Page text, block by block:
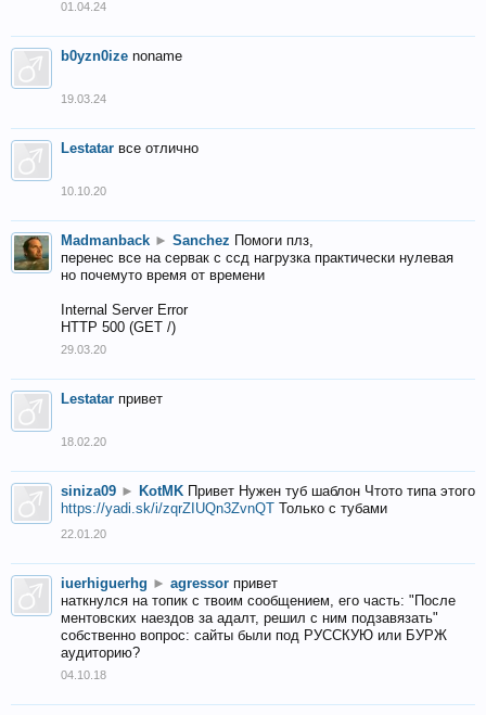
01.04.24
b0yzn0ize noname
19.03.24
Lestatar все отлично
10.10.20
Madmanback ► Sanchez Помоги плз,
перенес все на сервак с ссд нагрузка практически нулевая
но почемуто время от времени
Internal Server Error
HTTP 500 (GET /)
29.03.20
Lestatar привет
18.02.20
siniza09 ► KotMK Привет Нужен туб шаблон Чтото типа этого
https://yadi.sk/i/zqrZIUQn3ZvnQT Только с тубами
22.01.20
iuerhiguerhg ► agressor привет
наткнулся на топик с твоим сообщением, его часть: "После
ментовских наездов за адалт, решил с ним подзавязать"
собственно вопрос: сайты были под РУССКУЮ или БУРЖ
аудиторию?
04.10.18